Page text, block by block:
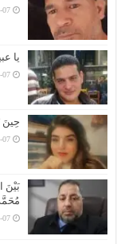
07
يا
07
حِينَ
07
بَيْنَ
07